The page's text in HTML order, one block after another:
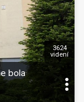
bola
3624
videní